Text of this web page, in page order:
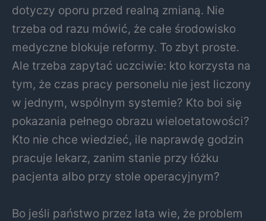
dotyczy oporu przed realną zmianą. Nie
trzeba od razu mówić, że całe środowisko
medyczne blokuje reformy. To zbyt proste.
Ale trzeba zapytać uczciwie: kto korzysta na
tym, że czas pracy personelu nie jest liczony
w jednym, wspólnym systemie? Kto boi się
pokazania pełnego obrazu wieloetatowości?
Kto nie chce wiedzieć, ile naprawdę godzin
pracuje lekarz, zanim stanie przy łóżku
pacjenta albo przy stole operacyjnym?
Bo jeśli państwo przez lata wie, że problem